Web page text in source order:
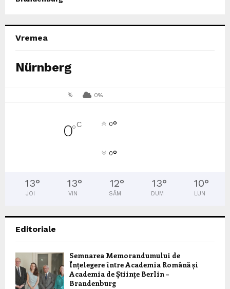
Vremea
Nürnberg
% 0%
0°C 0°
0°
13°
JOI
13°
VIN
12°
SÂM
13°
DUM
10°
LUN
Editoriale
Semnarea Memorandumului de
Înțelegere între Academia Română și
Academia de Științe Berlin –
Brandenburg